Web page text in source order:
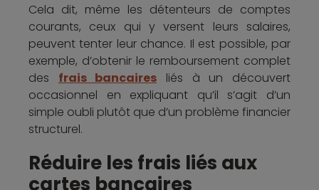
Cela dit, même les détenteurs de comptes
courants, ceux qui y versent leurs salaires,
peuvent tenter leur chance. Il est possible, par
exemple, d’obtenir le remboursement complet
des frais bancaires liés à un découvert
occasionnel en expliquant qu’il s’agit d’un
simple oubli plutôt que d’un problème financier
structurel.
Réduire les frais liés aux
cartes bancaires